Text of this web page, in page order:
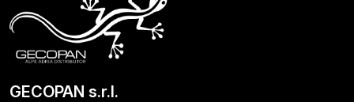
GECOPAN s.r.l.